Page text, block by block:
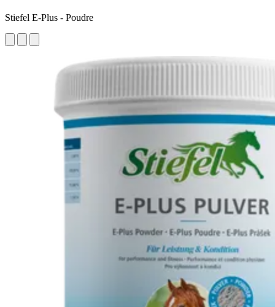
Stiefel E-Plus - Poudre